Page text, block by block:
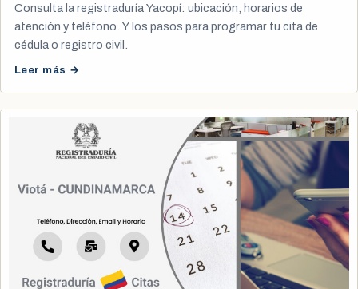
Consulta la registraduría Yacopí: ubicación, horarios de
atención y teléfono. Y los pasos para programar tu cita de
cédula o registro civil.
Leer más →